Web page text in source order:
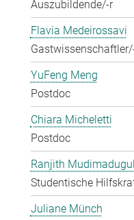
Auszubildende/-r
Flavia Medeirossavi
YuFeng Meng
Postdoc
Chiara Micheletti
Postdoc
Ranjith
Studentische
Juliane Münch